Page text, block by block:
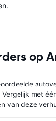
op
met
van deze